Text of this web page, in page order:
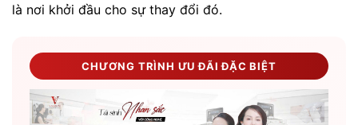
là nơi khởi đầu cho sự thay đổi đó.
CHƯƠNG TRÌNH ƯU ĐÃI ĐẶC BIỆT